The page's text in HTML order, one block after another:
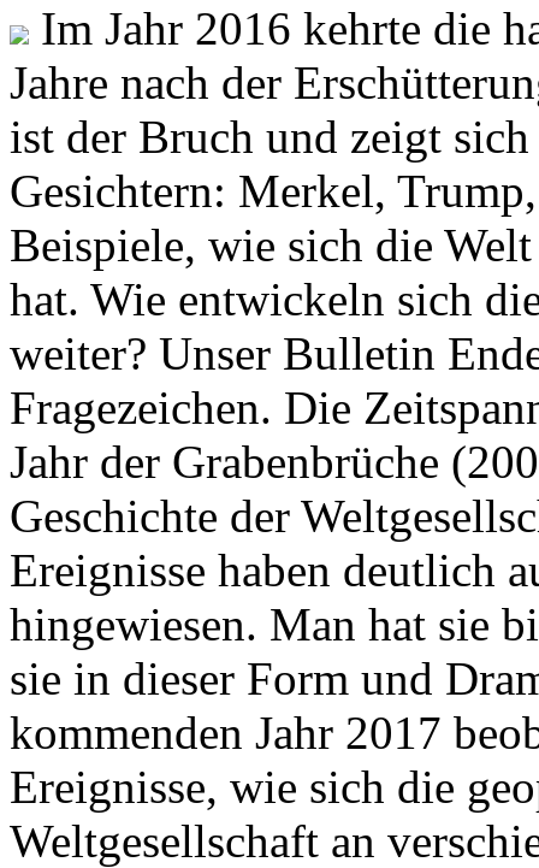
Im Jahr 2016 kehrte die
Jahre nach der
ist der Bruch und zeigt
Gesichtern: Merkel,
Beispiele, wie sich die
hat. Wie entwickeln sich
weiter? Unser Bulletin
Fragezeichen. Die
Jahr der Grabenbrüche
Geschichte der
Ereignisse haben deutlich
hingewiesen. Man hat sie
sie in dieser Form und
kommenden Jahr 2017
Ereignisse, wie sich die
Weltgesellschaft an